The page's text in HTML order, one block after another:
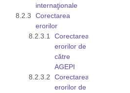
internaţionale
Corectarea
erorilor
Corectarea
erorilor de
către
AGEPI
Corectarea
erorilor de